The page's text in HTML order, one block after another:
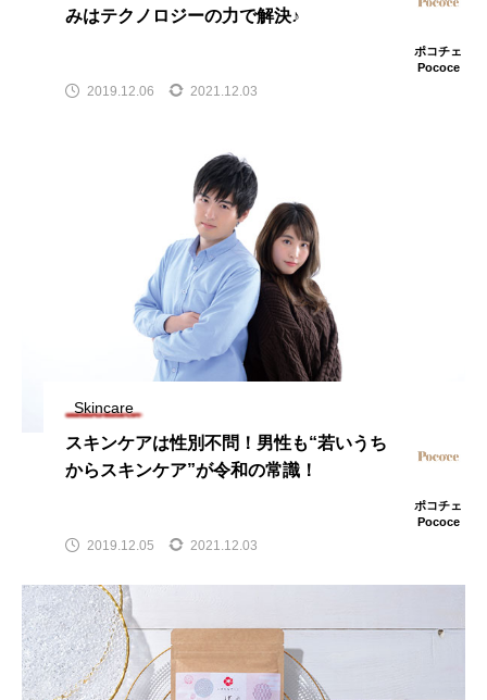
みはテクノロジーの力で解決♪
ポコチェ
Pococe
2019.12.06 2021.12.03
Skincare
スキンケアは性別不問！男性も“若いうち
からスキンケア”が令和の常識！
ポコチェ
Pococe
2019.12.05 2021.12.03